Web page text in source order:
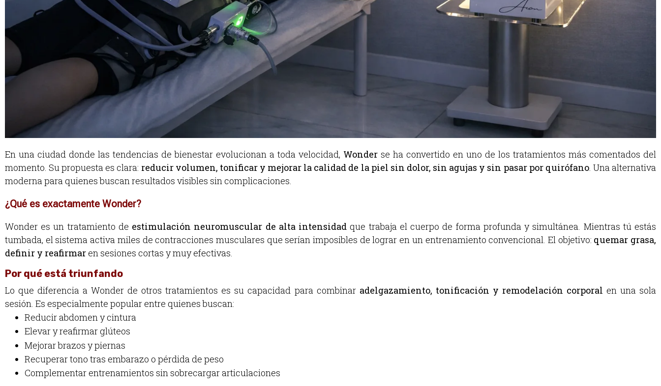
En una ciudad donde las tendencias de bienestar evolucionan a toda velocidad, Wonder se ha convertido en uno de los tratamientos más comentados del
momento. Su propuesta es clara: reducir volumen, tonificar y mejorar la calidad de la piel sin dolor, sin agujas y sin pasar por quirófano. Una alternativa
moderna para quienes buscan resultados visibles sin complicaciones.
¿Qué es exactamente Wonder?
Wonder es un tratamiento de estimulación neuromuscular de alta intensidad que trabaja el cuerpo de forma profunda y simultánea. Mientras tú estás
tumbada, el sistema activa miles de contracciones musculares que serían imposibles de lograr en un entrenamiento convencional. El objetivo: quemar grasa,
definir y reafirmaren sesiones cortas y muy efectivas.
Por qué está triunfando
Lo que diferencia a Wonder de otros tratamientos es su capacidad para combinar adelgazamiento, tonificación y remodelación corporal en una sola
sesión. Es especialmente popular entre quienes buscan:
Reducir abdomen y cintura
Elevar y reafirmar glúteos
Mejorar brazos y piernas
Recuperar tono tras embarazo o pérdida de peso
Complementar entrenamientos sin sobrecargar articulaciones